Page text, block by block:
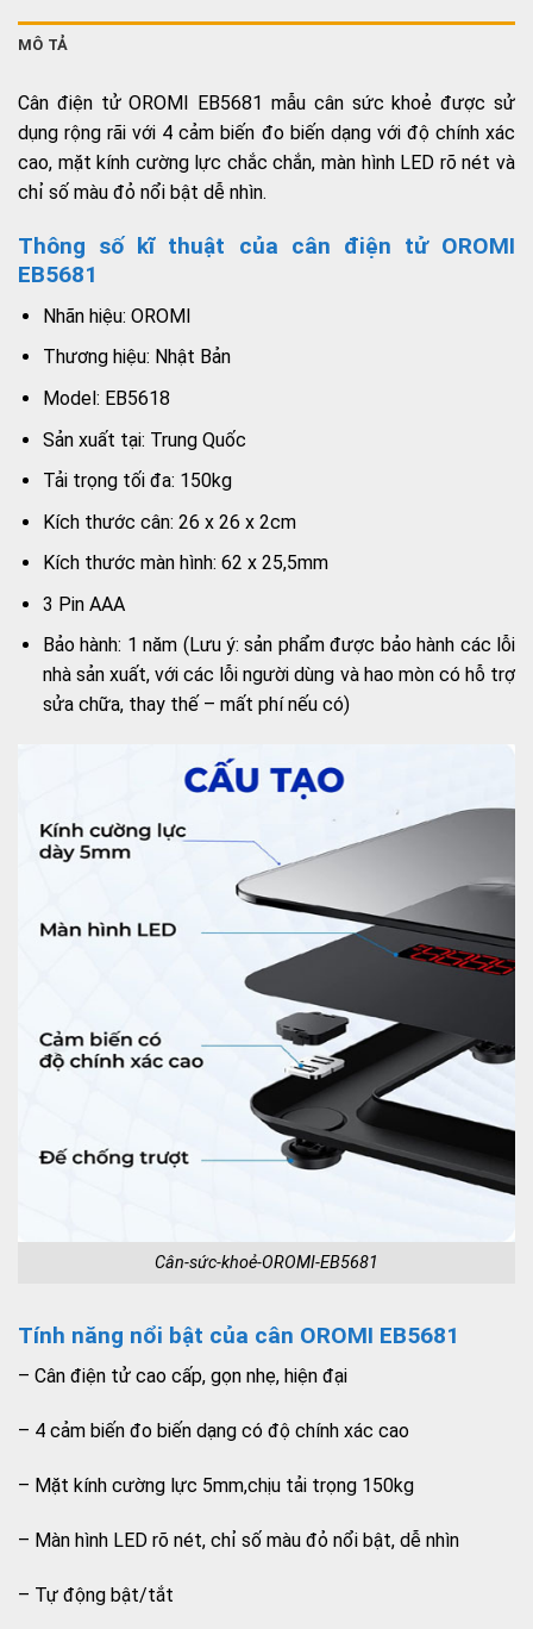
MÔ TẢ
Cân điện tử OROMI EB5681 mẫu cân sức khoẻ được sử
dụng rộng rãi với 4 cảm biến đo biến dạng với độ chính xác
cao, mặt kính cường lực chắc chắn, màn hình LED rõ nét và
chỉ số màu đỏ nổi bật dễ nhìn.
Thông số kĩ thuật của cân điện tử OROMI
EB5681
Nhãn hiệu: OROMI
Thương hiệu: Nhật Bản
Model: EB5618
Sản xuất tại: Trung Quốc
Tải trọng tối đa: 150kg
Kích thước cân: 26 x 26 x 2cm
Kích thước màn hình: 62 x 25,5mm
3 Pin AAA
Bảo hành: 1 năm (Lưu ý: sản phẩm được bảo hành các lỗi
nhà sản xuất, với các lỗi người dùng và hao mòn có hỗ trợ
sửa chữa, thay thế – mất phí nếu có)
Cân-sức-khoẻ-OROMI-EB5681
Tính năng nổi bật của cân OROMI EB5681
– Cân điện tử cao cấp, gọn nhẹ, hiện đại
– 4 cảm biến đo biến dạng có độ chính xác cao
– Mặt kính cường lực 5mm,chịu tải trọng 150kg
– Màn hình LED rõ nét, chỉ số màu đỏ nổi bật, dễ nhìn
– Tự động bật/tắt